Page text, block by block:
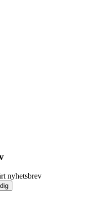
nyhetsbrev